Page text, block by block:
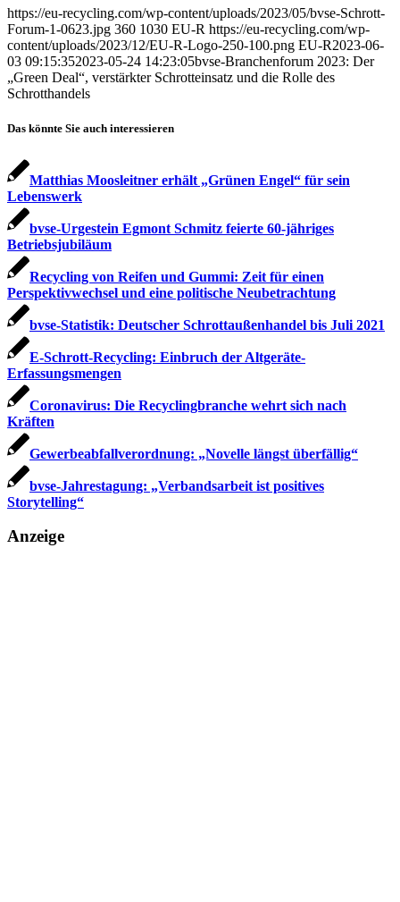
https://eu-recycling.com/wp-content/uploads/2023/05/bvse-Schrott-
Forum-1-0623.jpg 360 1030 EU-R https://eu-recycling.com/wp-
content/uploads/2023/12/EU-R-Logo-250-100.png EU-R2023-06-
03 09:15:352023-05-24 14:23:05bvse-Branchenforum 2023: Der
„Green Deal“, verstärkter Schrotteinsatz und die Rolle des
Schrotthandels
Das könnte Sie auch interessieren
Matthias Moosleitner erhält „Grünen Engel“ für sein
Lebenswerk
bvse-Urgestein Egmont Schmitz feierte 60-jähriges
Betriebsjubiläum
Recycling von Reifen und Gummi: Zeit für einen
Perspektivwechsel und eine politische Neubetrachtung
bvse-Statistik: Deutscher Schrottaußenhandel bis Juli 2021
E-Schrott-Recycling: Einbruch der Altgeräte-
Erfassungsmengen
Coronavirus: Die Recyclingbranche wehrt sich nach
Kräften
Gewerbeabfallverordnung: „Novelle längst überfällig“
bvse-Jahrestagung: „Verbandsarbeit ist positives
Storytelling“
Anzeige